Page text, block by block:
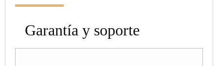
Garantía y soporte